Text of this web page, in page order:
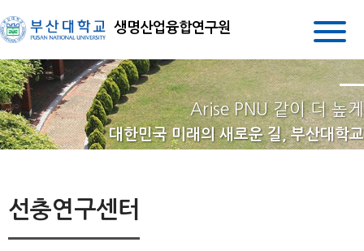
생명산업융합연구원
Arise PNU 같이 더 높게
대한민국 미래의 새로운 길, 부산대학교
선충연구센터